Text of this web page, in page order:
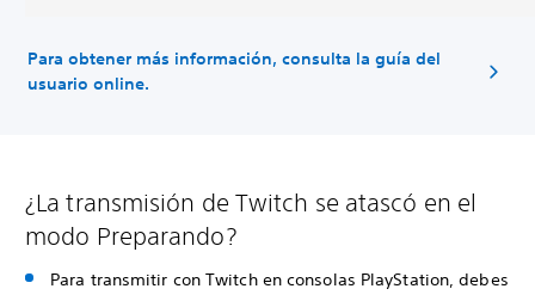
Para obtener más información, consulta la guía del
usuario online.
¿La transmisión de Twitch se atascó en el
modo Preparando?
Para transmitir con Twitch en consolas PlayStation, debes